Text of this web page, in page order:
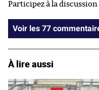
Participez à la discussion
Voir les 77
À lire aussi